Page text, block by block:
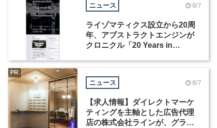
ニュース 8/7
ライゾマティクス設立から20周
年、アブストラクトエンジンが
クロニクル「20 Years in
ニュース 8/7
【求人情報】ダイレクトマーケ
ティングを主軸とした広告代理
店の株式会社ラインが、グラフ
PR